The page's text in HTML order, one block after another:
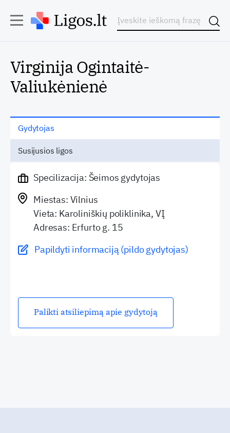
Virginija Ogintaitė-
Valiukėnienė
Gydytojas
Susijusios ligos
Specilizacija: Šeimos gydytojas
Miestas: Vilnius
Vieta: Karoliniškių poliklinika, VĮ
Adresas: Erfurto g. 15
Papildyti informaciją (pildo gydytojas)
Palikti atsiliepimą apie gydytoją